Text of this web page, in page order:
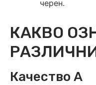
черен.
КАКВО
Качество А